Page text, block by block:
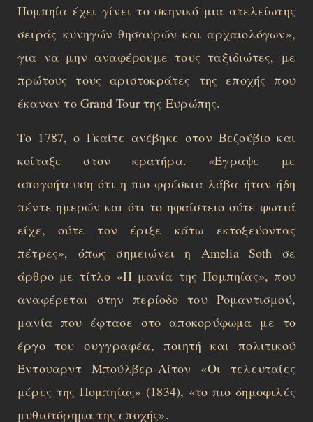
Πομπηία έχει γίνει το σκηνικό μια ατελείωτης
σειράς κυνηγών θησαυρών και αρχαιολόγων»,
για να μην αναφέρουμε τους ταξιδιώτες, με
πρώτους τους αριστοκράτες της εποχής που
έκαναν το Grand Tour της Ευρώπης.
Το 1787, ο Γκαίτε ανέβηκε στον Βεζούβιο και
κοίταξε στον κρατήρα. «Έγραψε με
απογοήτευση ότι η πιο φρέσκια λάβα ήταν ήδη
πέντε ημερών και ότι το ηφαίστειο ούτε φωτιά
είχε, ούτε τον έριξε κάτω εκτοξεύοντας
πέτρες», όπως σημειώνει η Amelia Soth σε
άρθρο με τίτλο «Η μανία της Πομπηίας», που
αναφέρεται στην περίοδο του Ρομαντισμού,
μανία που έφτασε στο αποκορύφωμα με το
έργο του συγγραφέα, ποιητή και πολιτικού
Έντουαρντ Μπούλβερ-Λίτον «Οι τελευταίες
μέρες της Πομπηίας» (1834), «το πιο δημοφιλές
μυθιστόρημα της εποχής».